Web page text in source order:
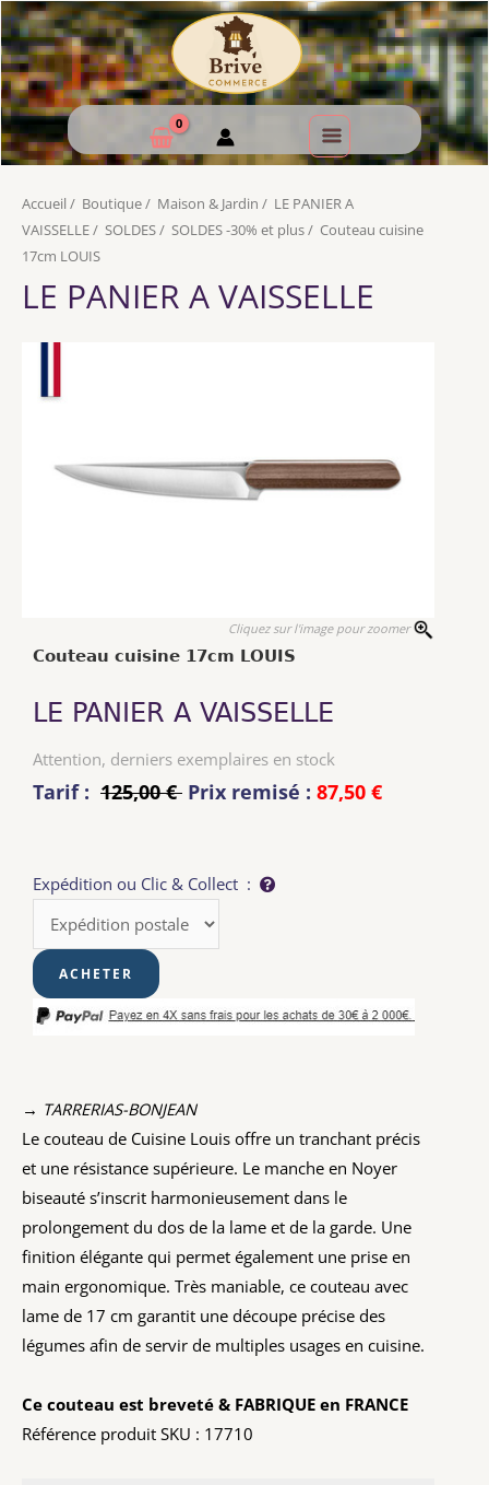
Accueil / Boutique/ Maison & Jardin / LE PANIER A
VAISSELLE/ SOLDES/ SOLDES -30% et plus/ Couteau cuisine
17cm LOUIS
LE PANIER A VAISSELLE
Cliquez sur l'image pour zoomer
Couteau cuisine 17cm LOUIS
LE PANIER A VAISSELLE
Attention, derniers exemplaires en stock
Tarif : 125,00 € Prix remisé : 87,50 €
Expédition ou Clic & Collect :
→ TARRERIAS-BONJEAN
Le couteau de Cuisine Louis offre un tranchant précis
et une résistance supérieure. Le manche en Noyer
biseauté s’inscrit harmonieusement dans le
prolongement du dos de la lame et de la garde. Une
finition élégante qui permet également une prise en
main ergonomique. Très maniable, ce couteau avec
lame de 17 cm garantit une découpe précise des
légumes afin de servir de multiples usages en cuisine.
Ce couteau est breveté & FABRIQUE en FRANCE
Référence produit SKU : 17710